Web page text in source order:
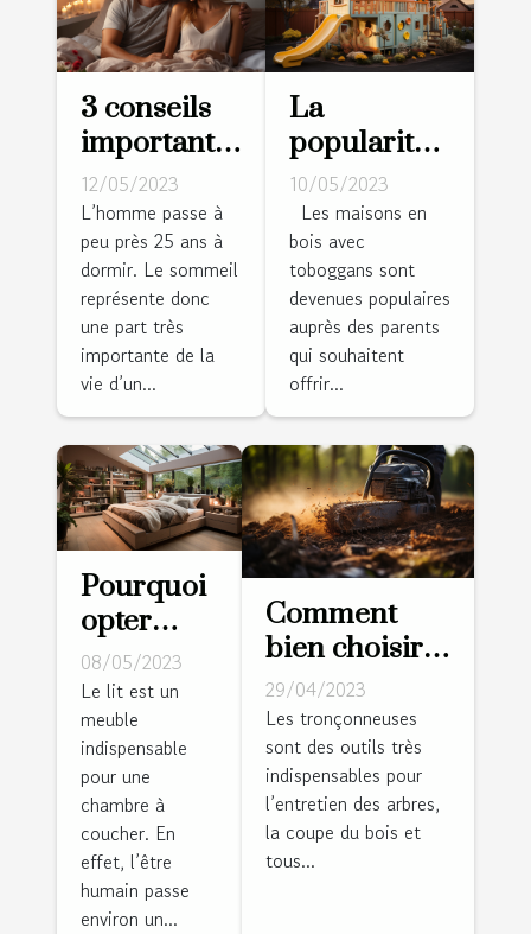
3 conseils
importants
pour bien
choisir son
matelas
12/05/2023
L’homme passe à
peu près 25 ans à
dormir. Le sommeil
représente donc
une part très
importante de la
vie d’un...
La
popularité
des
maisons en
bois avec
toboggans :
une
expérience
ludique
charmante
pour les
enfants
10/05/2023
Les maisons en
bois avec
toboggans sont
devenues populaires
auprès des parents
qui souhaitent
offrir...
Pourquoi
opter
pour un
lit avec
dressing
intégré ?
08/05/2023
Le lit est un
meuble
indispensable
pour une
chambre à
coucher. En
effet, l’être
humain passe
environ un...
Comment
bien choisir
sa
tronçonneuse
?
29/04/2023
Les tronçonneuses
sont des outils très
indispensables pour
l’entretien des arbres,
la coupe du bois et
tous...